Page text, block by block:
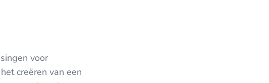
voor
creëren van een